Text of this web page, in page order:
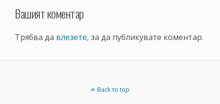
Вашият коментар
Трябва да влезете, за да публикувате коментар.
Back to top